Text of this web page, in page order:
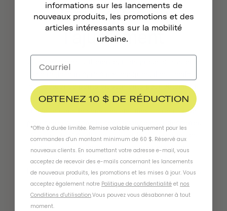
Remarques sur
l'ajustement
d'effectuer de petits ajustements pour obtenir un
ajustement confortable. Il suffit de tourner la
molette dans le sens des aiguilles d'une montre
Vous pouvez également retirer tout ou partie des
coussinets intérieurs sans compromettre la
sécurité de votre casque afin d'obtenir
l'ajustement qui vous convient. Vous avez d'autres
questions sur l'ajustement parfait ?Contactez-
nous.
informations sur les lancements de
nouveaux produits, les promotions et des
articles intéressants sur la mobilité
urbaine.
OBTENEZ 10 $ DE RÉDUCTION
*Offre à durée limitée. Remise valable uniquement pour les
commandes d'un montant minimum de 60 $. Réservé aux
nouveaux clients. En soumettant votre adresse e-mail, vous
acceptez de recevoir des e-mails concernant les lancements
de nouveaux produits, les promotions et les mises à jour. Vous
acceptez également notre Politique de confidentialité et nos
Conditions d'utilisation.Vous pouvez vous désabonner à tout
moment.